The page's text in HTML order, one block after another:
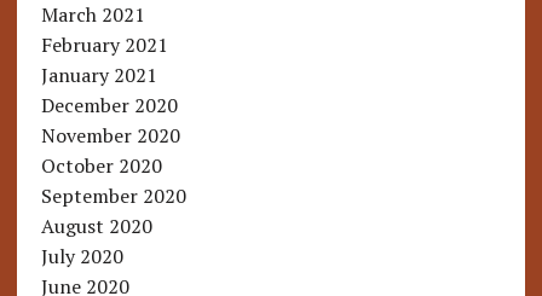
March 2021
February 2021
January 2021
December 2020
November 2020
October 2020
September 2020
August 2020
July 2020
June 2020